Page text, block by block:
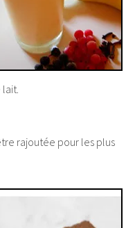
rajoutée pour les plus